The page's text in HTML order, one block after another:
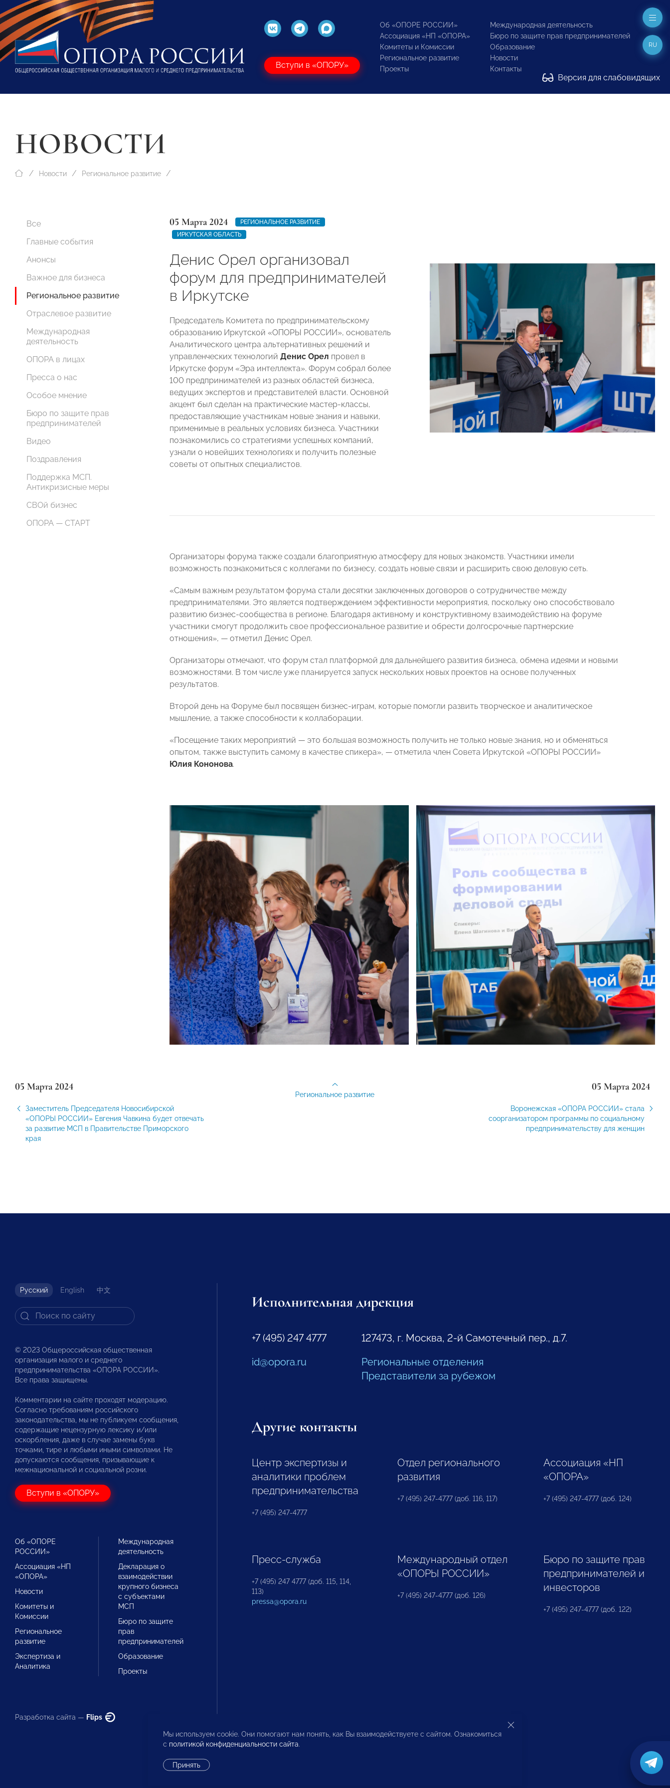
Вступи в «ОПОРУ»
Об «ОПОРЕ РОССИИ»
Ассоциация «НП «ОПОРА»
Комитеты и Комиссии
Региональное развитие
Проекты
Международная деятельность
Бюро по защите прав предпринимателей
Образование
Новости
Контакты
Версия для слабовидящих
RU
НОВОСТИ
Новости Региональное развитие
Все
Главные события
Анонсы
Важное для бизнеса
Региональное развитие
Отраслевое развитие
Международная
деятельность
ОПОРА в лицах
Пресса о нас
Особое мнение
Бюро по защите прав
предпринимателей
Видео
Поздравления
Поддержка МСП.
Антикризисные меры
СВОй бизнес
ОПОРА — СТАРТ
05 Марта 2024
РЕГИОНАЛЬНОЕ РАЗВИТИЕ
ИРКУТСКАЯ ОБЛАСТЬ
Денис Орел организовал
форум для предпринимателей
в Иркутске
Председатель Комитета по предпринимательскому
образованию Иркутской «ОПОРЫ РОССИИ», основатель
Аналитического центра альтернативных решений и
управленческих технологий Денис Орел провел в
Иркутске форум «Эра интеллекта». Форум собрал более
100 предпринимателей из разных областей бизнеса,
ведущих экспертов и представителей власти. Основной
акцент был сделан на практические мастер-классы,
предоставляющие участникам новые знания и навыки,
применимые в реальных условиях бизнеса. Участники
познакомились со стратегиями успешных компаний,
узнали о новейших технологиях и получить полезные
советы от опытных специалистов.
Организаторы форума также создали благоприятную атмосферу для новых знакомств. Участники имели
возможность познакомиться с коллегами по бизнесу, создать новые связи и расширить свою деловую сеть.
«Самым важным результатом форума стали десятки заключенных договоров о сотрудничестве между
предпринимателями. Это является подтверждением эффективности мероприятия, поскольку оно способствовало
развитию бизнес-сообщества в регионе. Благодаря активному и конструктивному взаимодействию на форуме
участники смогут продолжить свое профессиональное развитие и обрести долгосрочные партнерские
отношения», — отметил Денис Орел.
Организаторы отмечают, что форум стал платформой для дальнейшего развития бизнеса, обмена идеями и новыми
возможностями. В том числе уже планируется запуск нескольких новых проектов на основе полученных
результатов.
Второй день на Форуме был посвящен бизнес-играм, которые помогли развить творческое и аналитическое
мышление, а также способности к коллаборации.
«Посещение таких мероприятий — это большая возможность получить не только новые знания, но и обменяться
опытом, также выступить самому в качестве спикера», — отметила член Совета Иркутской «ОПОРЫ РОССИИ»
Юлия Кононова.
05 Марта 2024
Заместитель Председателя Новосибирской
«ОПОРЫ РОССИИ» Евгения Чавкина будет отвечать
за развитие МСП в Правительстве Приморского
края
05 Марта 2024
Воронежская «ОПОРА РОССИИ» стала
соорганизатором программы по социальному
предпринимательству для женщин
Региональное развитие
Русский English 中文
© 2023 Общероссийская общественная
организация малого и среднего
предпринимательства «ОПОРА РОССИИ».
Все права защищены.
Комментарии на сайте проходят модерацию.
Согласно требованиям российского
законодательства, мы не публикуем сообщения,
содержащие нецензурную лексику и/или
оскорбления, даже в случае замены букв
точками, тире и любыми иными символами. Не
допускаются сообщения, призывающие к
межнациональной и социальной розни.
Вступи в «ОПОРУ»
Об «ОПОРЕ
РОССИИ»
Ассоциация «НП
«ОПОРА»
Новости
Комитеты и
Комиссии
Региональное
развитие
Экспертиза и
Аналитика
Международная
деятельность
Декларация о
взаимодействии
крупного бизнеса
с субъектами
МСП
Бюро по защите
прав
предпринимателей
Образование
Проекты
Разработка сайта — Flips
Исполнительная дирекция
+7 (495) 247 4777
id@opora.ru
127473, г. Москва, 2-й Самотечный пер., д.7.
Региональные отделения
Представители за рубежом
Другие контакты
Центр экспертизы и
аналитики проблем
предпринимательства
+7 (495) 247-4777
Отдел регионального
развития
+7 (495) 247-4777 (доб. 116, 117)
Ассоциация «НП
«ОПОРА»
+7 (495) 247-4777 (доб. 124)
Пресс-служба
+7 (495) 247 4777 (доб. 115, 114,
113)
pressa@opora.ru
Международный отдел
«ОПОРЫ РОССИИ»
+7 (495) 247-4777 (доб. 126)
Бюро по защите прав
предпринимателей и
инвесторов
+7 (495) 247-4777 (доб. 122)
Мы используем cookie. Они помогают нам понять, как Вы взаимодействуете с сайтом. Ознакомиться
с политикой конфиденциальности сайта.
Принять